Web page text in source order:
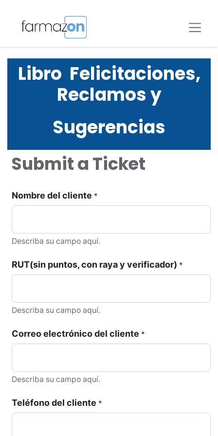
Libro Felicitaciones,
Reclamos y
Sugerencias
Submit a Ticket
Nombre del cliente *
Describa su campo aquí.
RUT(sin puntos, con raya y verificador) *
Describa su campo aquí.
Correo electrónico del cliente *
Describa su campo aquí.
Teléfono del cliente *